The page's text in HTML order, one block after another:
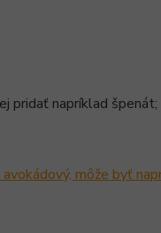
pridať napríklad
môže byť